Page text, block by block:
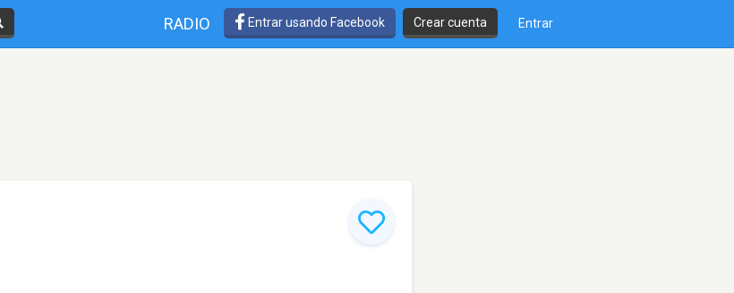
RADIO Entrar usando Facebook Crear cuenta Entrar